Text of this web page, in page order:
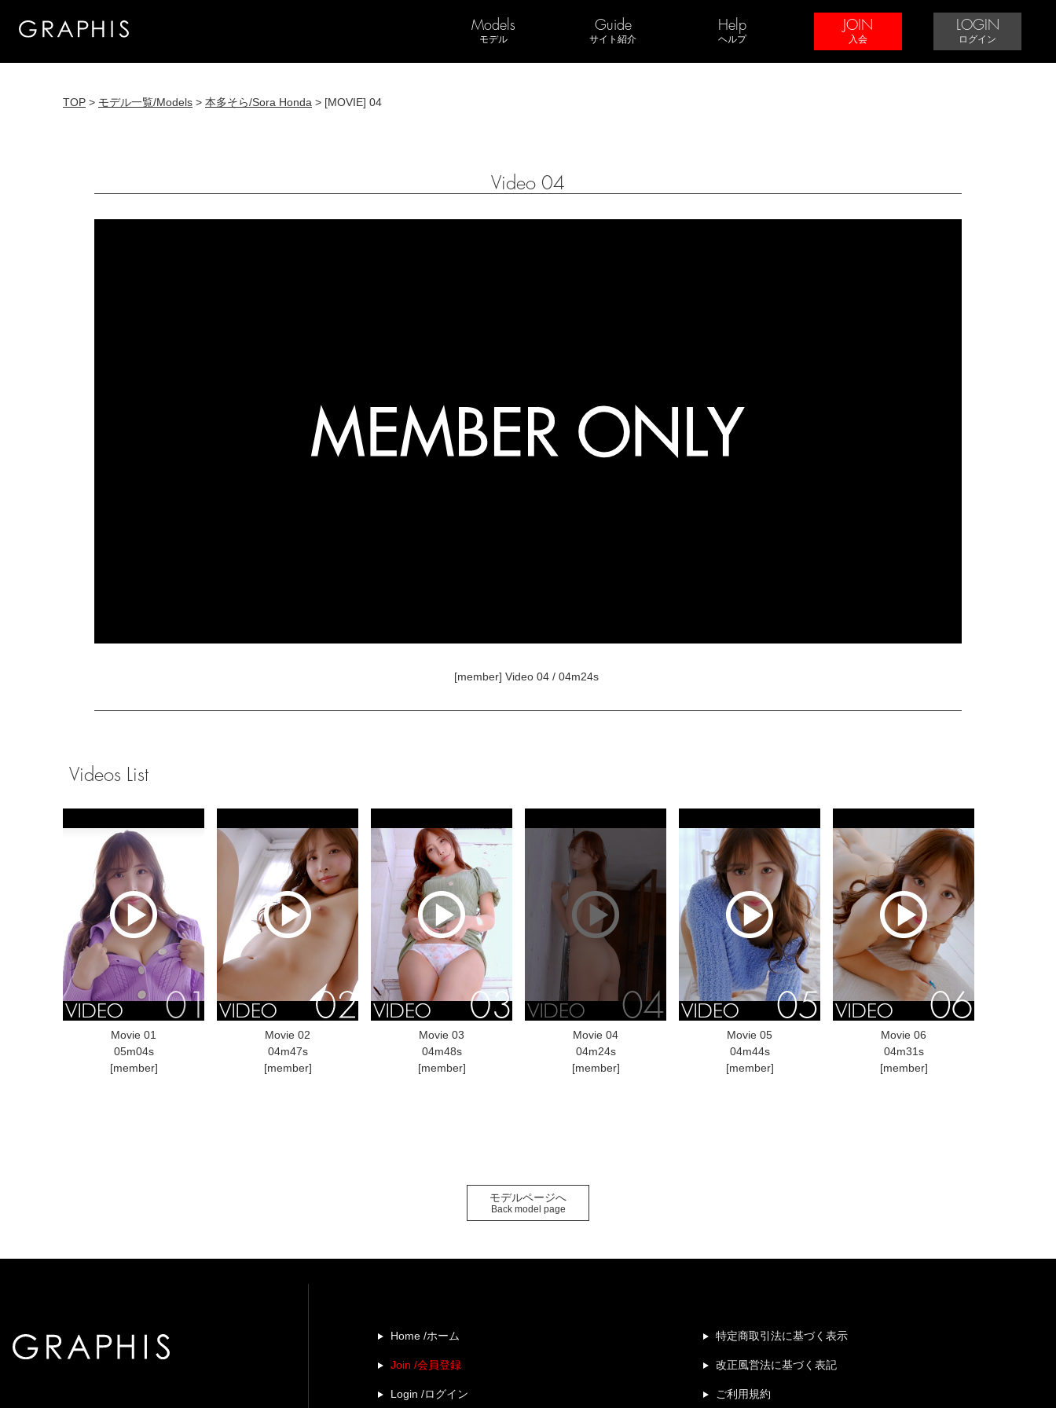
Models
モデル
Guide
サイト紹介
Help
ヘルプ
JOIN
入会
LOGIN
ログイン
TOP > モデル一覧/Models > 本多そら/Sora Honda > [MOVIE] 04
Video 04
[member] Video 04 / 04m24s
Videos List
Movie 01
05m04s
[member]
Movie 02
04m47s
[member]
Movie 03
04m48s
[member]
Movie 04
04m24s
[member]
Movie 05
04m44s
[member]
Movie 06
04m31s
[member]
モデルページへ
Back model page
Home /ホーム
Join /会員登録
Login /ログイン
特定商取引法に基づく表示
改正風営法に基づく表記
ご利用規約